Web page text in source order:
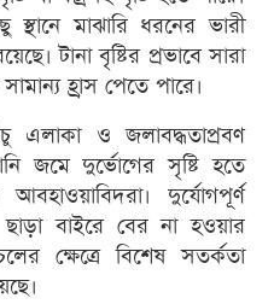
মাঝারি ধরনের ভারী
টানা বৃষ্টির প্রভাবে সারা
হ্রাস পেতে পারে।
এলাকা ও জলাবদ্ধতাপ্রবণ
জমে দুর্ভোগের সৃষ্টি হতে
দুর্যোগপূর্ণ
বাইরে বের না হওয়ার
ক্ষেত্রে বিশেষ সতর্কতা